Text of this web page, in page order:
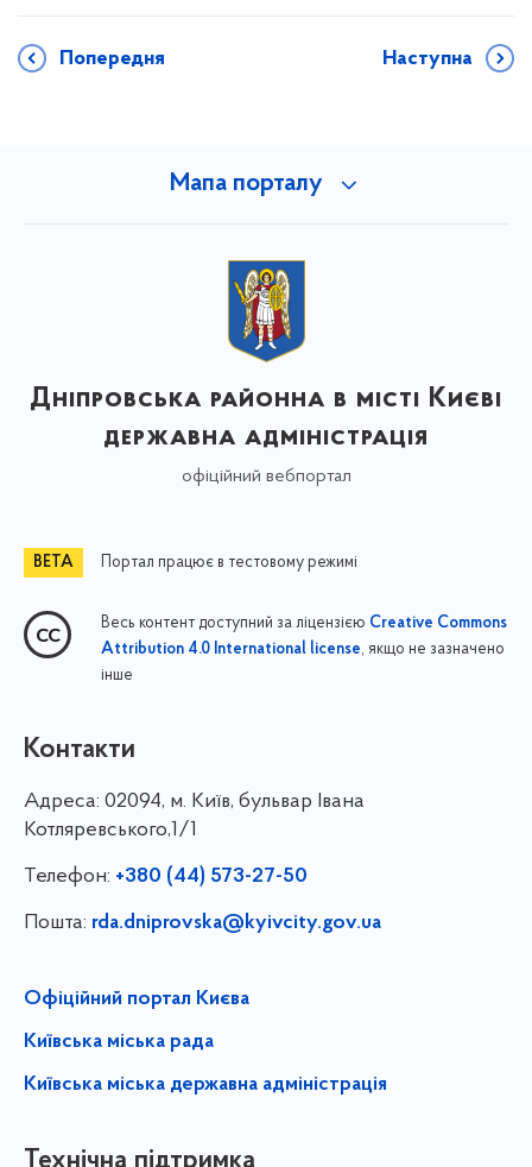
Попередня Наступна
Мапа порталу
Дніпровська районна в місті Києві
державна адміністрація
офіційний вебпортал
Портал працює в тестовому режимі
Весь контент доступний за ліцензією Creative Commons
Attribution 4.0 International license, якщо не зазначено
інше
Контакти
Адреса: 02094, м. Київ, бульвар Івана
Котляревського,1/1
Телефон: +380 (44) 573-27-50
Пошта: rda.dniprovska@kyivcity.gov.ua
Офіційний портал Києва
Київська міська рада
Київська міська державна адміністрація
Технічна підтримка